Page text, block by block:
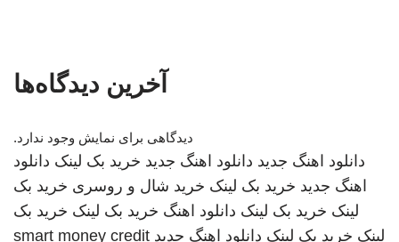
آخرین دیدگاه‌ها
دیدگاهی برای نمایش وجود ندارد.
دانلود اهنگ جدید دانلود اهنگ جدید خرید بک لینک دانلود
اهنگ جدید خرید بک لینک خرید شال و روسری خرید بک
لینک خرید بک لینک دانلود اهنگ خرید بک لینک خرید بک
لینک خرید بک لینک دانلود اهنگ جدید smart money credit